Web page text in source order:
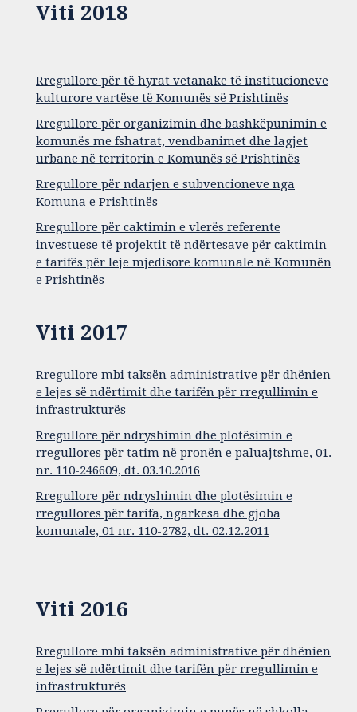
Viti 2018
Rregullore për të hyrat vetanake të institucioneve
kulturore vartëse të Komunës së Prishtinës
Rregullore për organizimin dhe bashkëpunimin e
komunës me fshatrat, vendbanimet dhe lagjet
urbane në territorin e Komunës së Prishtinës
Rregullore për ndarjen e subvencioneve nga
Komuna e Prishtinës
Rregullore për caktimin e vlerës referente
investuese të projektit të ndërtesave për caktimin
e tarifës për leje mjedisore komunale në Komunën
e Prishtinës
Viti 2017
Rregullore mbi taksën administrative për dhënien
e lejes së ndërtimit dhe tarifën për rregullimin e
infrastrukturës
Rregullore për ndryshimin dhe plotësimin e
rregullores për tatim në pronën e paluajtshme, 01.
nr. 110-246609, dt. 03.10.2016
Rregullore për ndryshimin dhe plotësimin e
rregullores për tarifa, ngarkesa dhe gjoba
komunale, 01 nr. 110-2782, dt. 02.12.2011
Viti 2016
Rregullore mbi taksën administrative për dhënien
e lejes së ndërtimit dhe tarifën për rregullimin e
infrastrukturës